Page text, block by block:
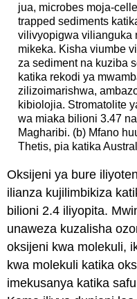
jua, microbes moja-
trapped sediments
vilivyopigwa vilianguka
mikeka. Kisha viumbe
za sediment na kuziba
katika rekodi ya
zilizoimarishwa,
kibiolojia. Stromatolite
wa miaka bilioni 3.47
Magharibi. (b) Mfano
Thetis, pia katika
Oksijeni ya bure
ilianza kujilimbikiza
bilioni 2.4 iliyopita.
unaweza kuzalisha
oksijeni kwa molekuli,
kwa molekuli katika
imekusanya katika